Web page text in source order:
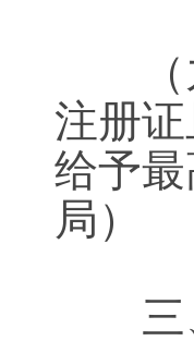
（九
注册
给予
局
三